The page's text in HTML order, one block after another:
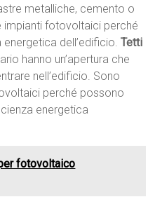
metalliche, cemento o
fotovoltaici perché
energetica dell’edificio.Tetti
hanno un’apertura che
nell’edificio. Sono
perché possono
energetica
fotovoltaico